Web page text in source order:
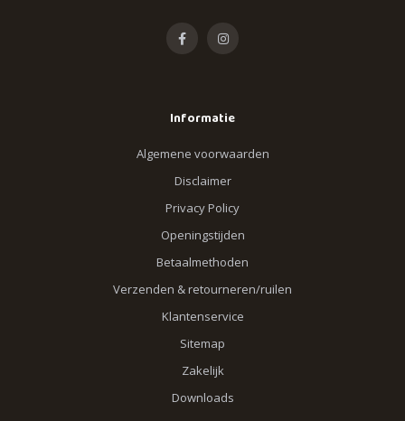
Informatie
Algemene voorwaarden
Disclaimer
Privacy Policy
Openingstijden
Betaalmethoden
Verzenden & retourneren/ruilen
Klantenservice
Sitemap
Zakelijk
Downloads